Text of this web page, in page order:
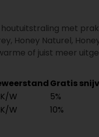
met
Honey Naturel,
of juist meer
Gratis
W
5%
W 10%